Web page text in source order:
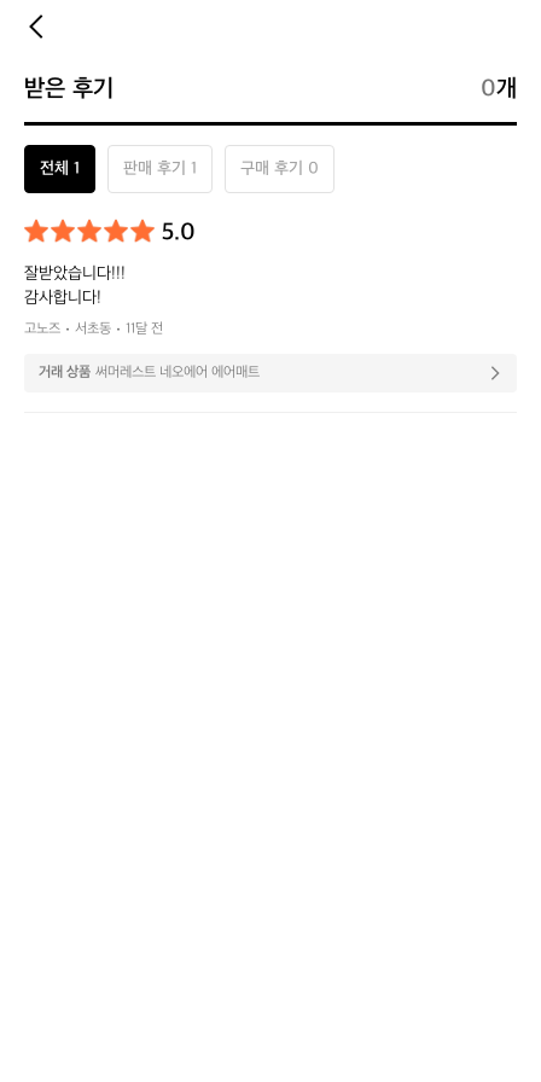
받은 후기 0개
전체 1 판매 후기 1 구매 후기 0
5.0
잘받았습니다!!!
감사합니다!
고노즈 서초동 11달 전
거래 상품 써머레스트 네오에어 에어매트